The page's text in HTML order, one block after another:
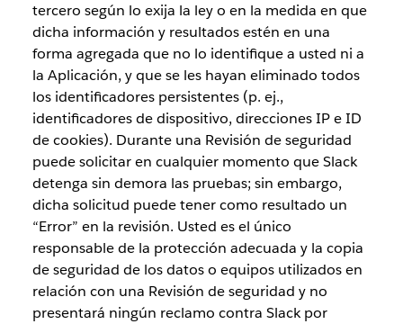
tercero según lo exija la ley o en la medida en que
dicha información y resultados estén en una
forma agregada que no lo identifique a usted ni a
la Aplicación, y que se les hayan eliminado todos
los identificadores persistentes (p. ej.,
identificadores de dispositivo, direcciones IP e ID
de cookies). Durante una Revisión de seguridad
puede solicitar en cualquier momento que Slack
detenga sin demora las pruebas; sin embargo,
dicha solicitud puede tener como resultado un
“Error” en la revisión. Usted es el único
responsable de la protección adecuada y la copia
de seguridad de los datos o equipos utilizados en
relación con una Revisión de seguridad y no
presentará ningún reclamo contra Slack por